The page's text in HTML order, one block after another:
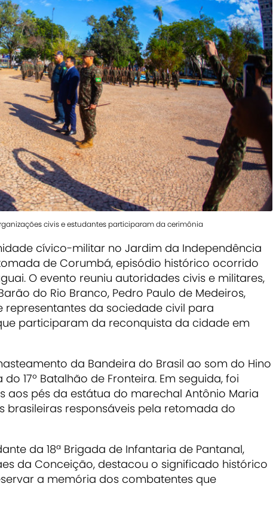
civis e estudantes participaram da cerimônia
cívico-militar no Jardim da Independência
de Corumbá, episódio histórico ocorrido
O evento reuniu autoridades civis e militares,
do Rio Branco, Pedro Paulo de Medeiros,
representantes da sociedade civil para
participaram da reconquista da cidade em
da Bandeira do Brasil ao som do Hino
17º Batalhão de Fronteira. Em seguida, foi
aos pés da estátua do marechal Antônio Maria
brasileiras responsáveis pela retomada do
da 18ª Brigada de Infantaria de Pantanal,
da Conceição, destacou o significado histórico
a memória dos combatentes que